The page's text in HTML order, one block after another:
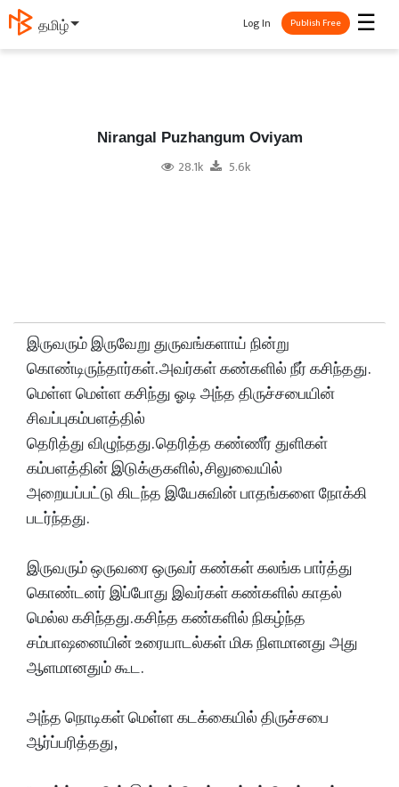
தமிழ் ☰
Log In Publish Free
Nirangal Puzhangum Oviyam
28.1k 5.6k
இருவரும் இருவேறு துருவங்களாய் நின்று
கொண்டிருந்தார்கள். அவர்கள் கண்களில் நீர் கசிந்தது.
மெள்ள மெள்ள கசிந்து ஓடி அந்த திருச்சபையின்
சிவப்புகம்பளத்தில்
தெரித்து விழுந்தது. தெரித்த கண்ணீர் துளிகள்
கம்பளத்தின் இடுக்குகளில், சிலுவையில்
அறையப்பட்டு கிடந்த இயேசுவின் பாதங்களை நோக்கி
படர்ந்தது.
இருவரும் ஒருவரை ஒருவர் கண்கள் கலங்க பார்த்து
கொண்டனர் இப்போது இவர்கள் கண்களில் காதல்
மெல்ல கசிந்தது. கசிந்த கண்களில் நிகழ்ந்த
சம்பாஷனையின் உரையாடல்கள் மிக நிளமானது அது
ஆளமானதும் கூட.
அந்த நொடிகள் மெள்ள கடக்கையில் திருச்சபை
ஆர்ப்பரித்தது,